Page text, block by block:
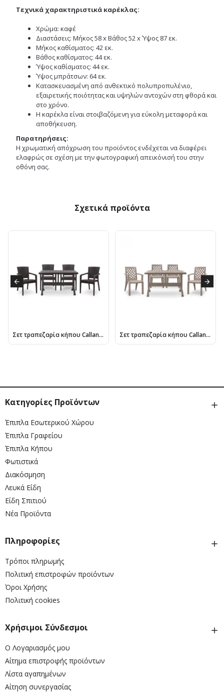
Τεχνικά χαρακτηριστικά καρέκλας:
Χρώμα: καφέ
Διαστάσεις: Μήκος 58 x Βάθος 52 x Ύψος 87 εκ.
Μήκος καθίσματος: 42 εκ.
Βάθος καθίσματος: 44 εκ.
Ύψος καθίσματος: 44 εκ.
Ύψος μπράτσων: 64 εκ.
Κατασκευασμένη από ανθεκτικό πολυπροπυλένιο,
εξαιρετικής ποιότητας και υψηλών αντοχών στη φθορά και
στο χρόνο.
Η καρέκλα είναι στοιβαζόμενη για εύκολη μεταφορά και
αποθήκευση.
Παρατηρήσεις:
Η χρωματική απόχρωση του προϊόντος ενδέχεται να διαφέρει
ελαφρώς σε σχέση με την φωτογραφική απεικόνισή του στην
οθόνη σας.
Σχετικά προϊόντα
Σετ τραπεζαρία κήπου Callan Megapap 5τμχ πολυπροπυλενίου τραπέζι 120x70 - πολυθρόνα recycled χρώμα καφέ S_GP046-0002,1+GP046-0001,2x4 Σετ τραπεζαρία κήπου Callan Megapap 5τμχ πολυπροπυλενίου τραπέζι 140x80 - πολυθρόνα χρώμα cappuccino S_GP046-0003,2+GP046-0004,2x4
Κατηγορίες Προϊόντων
Έπιπλα Εσωτερικού Χώρου
Έπιπλα Γραφείου
Έπιπλα Κήπου
Φωτιστικά
Διακόσμηση
Λευκά Είδη
Είδη Σπιτιού
Νέα Προϊόντα
Πληροφορίες
Τρόποι πληρωμής
Πολιτική επιστροφών προϊόντων
Όροι Χρήσης
Πολιτική cookies
Χρήσιμοι Σύνδεσμοι
Ο Λογαριασμός μου
Αίτημα επιστροφής προϊόντων
Λίστα αγαπημένων
Αίτηση συνεργασίας